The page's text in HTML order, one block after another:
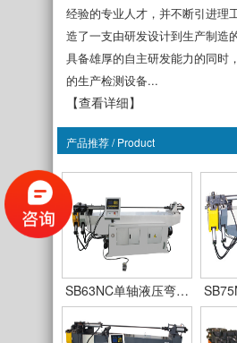
经验的专业人才，并不断引进理
造了一支由研发设计到生产制造
具备雄厚的自主研发能力的同时
的生产检测设备...
【查看详细】
产品推荐 / Product
SB38NC单轴液压弯…
SB63NC单轴液压弯…